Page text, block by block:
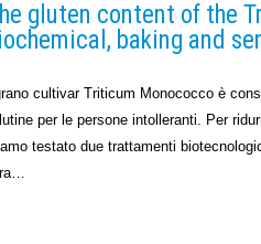
gluten content of the
baking and
cultivar Triticum Monococco è
per le persone intolleranti. Per
testato due trattamenti